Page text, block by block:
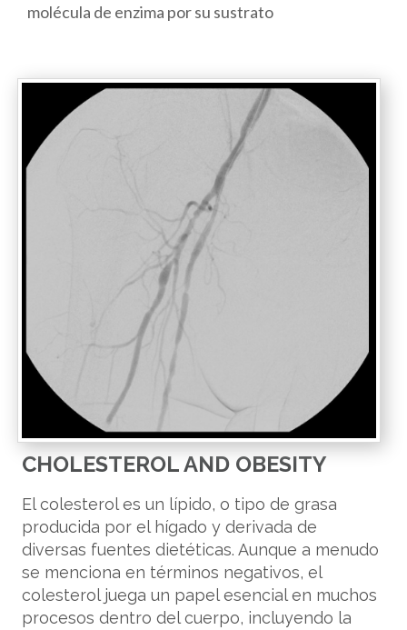
molécula de enzima por su sustrato
CHOLESTEROL AND OBESITY
El colesterol es un lípido, o tipo de grasa
producida por el hígado y derivada de
diversas fuentes dietéticas. Aunque a menudo
se menciona en términos negativos, el
colesterol juega un papel esencial en muchos
procesos dentro del cuerpo, incluyendo la